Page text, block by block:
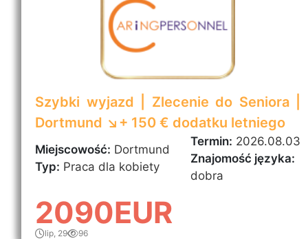
Szybki wyjazd | Zlecenie do Seniora |
Dortmund ↘️+ 150 € dodatku letniego
Miejscowość: Dortmund
Typ: Praca dla kobiety
Termin: 2026.08.03
Znajomość języka:
dobra
2090EUR
lip, 29 96